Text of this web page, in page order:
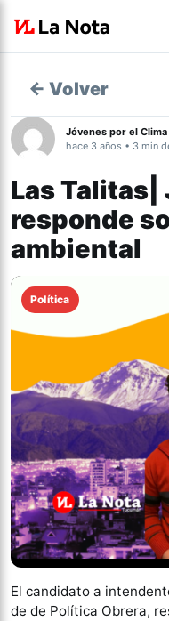
← Volver
Jóvenes por el Clima
hace 3 años • 3 min
Las Talitas|
responde
ambiental
Política
El candidato a
de de Política Obrera,